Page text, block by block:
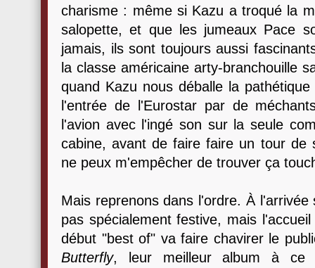
charisme : même si Kazu a troqué la
salopette, et que les jumeaux Pace
jamais, ils sont toujours aussi
la classe américaine arty-branchouille
quand Kazu nous déballe la
l'entrée de l'Eurostar par de
l'avion avec l'ingé son sur la seule
cabine, avant de faire faire un tour de
ne peux m'empêcher de trouver ça
Mais reprenons dans l'ordre. À
pas spécialement festive, mais
début "best of" va faire chavirer le
Butterfly, leur meilleur album à ce